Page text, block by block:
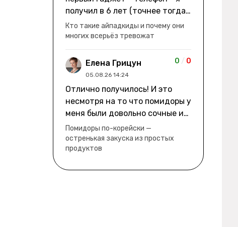
первый раз замечаю такие
косяки. с ИИ пишете? :)
получил в 6 лет (точнее тогда
мне уже было почти 7), потом
его отобрали и я просто
смотрел телик, потом мне
подарили ноутбук, который у
меня до сих пор. ну а в этом
уже другую модель т.к та была
старая и пароль я от него
забыл
Кто такие айпадкиды и почему они
многих всерьёз тревожат
Елена Грицун
05.08.26 14:24
0 / 0
Отлично получилось! И это
несмотря на то что помидоры у
меня были довольно сочные и
водянистые. Ну, зато теперь
полно острой салатной жижи ))
Помидоры по-корейски —
остренькая закуска из простых
продуктов